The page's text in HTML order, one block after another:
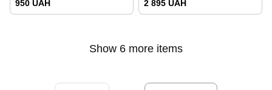
950 UAH 2 895 UAH
Show 6 more items